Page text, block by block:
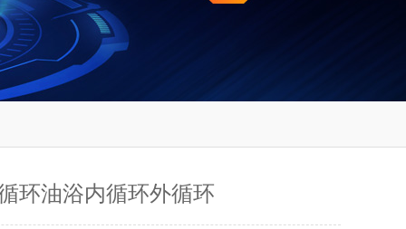
环油浴内循环外循环